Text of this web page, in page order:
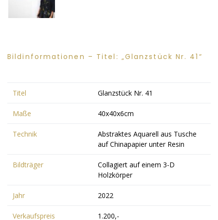
Bildinformationen – Titel: „Glanzstück Nr. 41“
Titel Glanzstück Nr. 41
Maße 40x40x6cm
Technik
Abstraktes Aquarell aus Tusche
auf Chinapapier unter Resin
Bildträger
Collagiert auf einem 3-D
Holzkörper
Jahr 2022
Verkaufspreis 1.200,-